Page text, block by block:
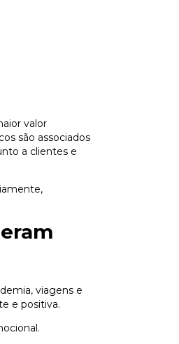
valor
são associados
a clientes e
viagens e
e positiva.